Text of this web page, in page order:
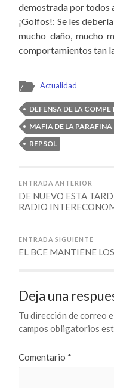
demostrada por todos
¡Golfos!: Se les
mucho daño, mucho
comportamientos tan
Actualidad
DEFENSA DE LA
MAFIA DE LA PARAFINA
REPSOL
ENTRADA ANTERIOR
DE NUEVO ESTA
RADIO
ENTRADA SIGUIENTE
EL BCE MANTIENE
Deja una
Tu dirección de correo
campos obligatorios
Comentario *